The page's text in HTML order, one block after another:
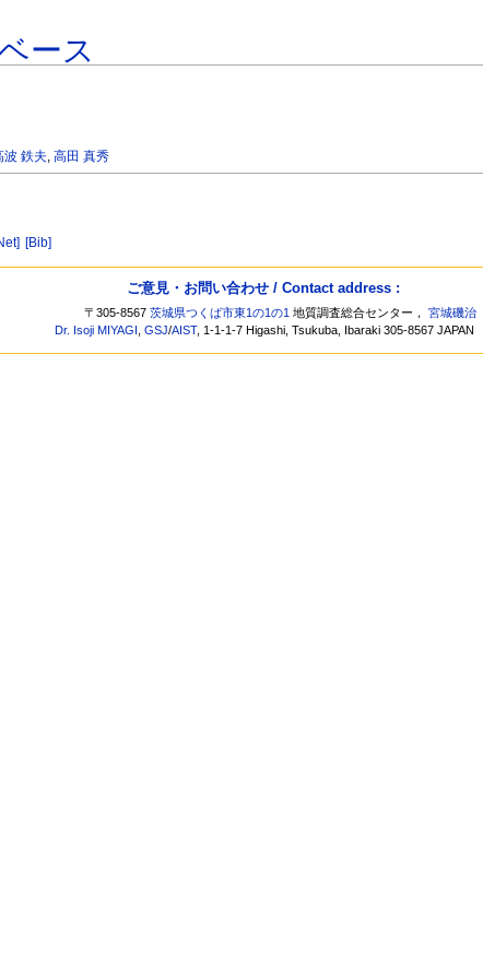
ース
波 鉄夫,高田 真秀
[Bib]
ご意見・お問い合わせ / Contact address :
〒305-8567茨城県つくば市東1の1の1 地質調査総合センター，宮城磯治
Dr. Isoji MIYAGI ,GSJ/AIST, 1-1-1-7 Higashi, Tsukuba, Ibaraki 305-8567 JAPAN